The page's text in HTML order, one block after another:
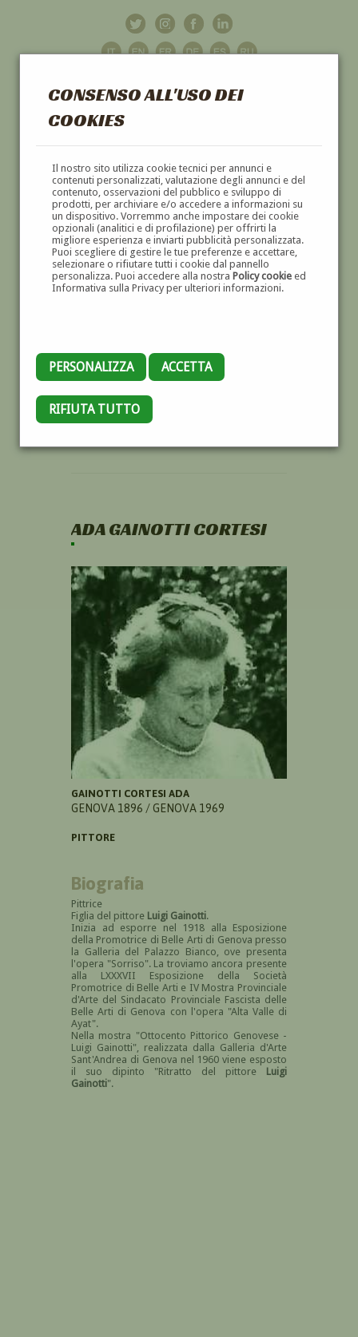
CONSENSO ALL'USO DEI
COOKIES
Il nostro sito utilizza cookie tecnici per annunci e
contenuti personalizzati, valutazione degli annunci e del
contenuto, osservazioni del pubblico e sviluppo di
prodotti, per archiviare e/o accedere a informazioni su
un dispositivo. Vorremmo anche impostare dei cookie
opzionali (analitici e di profilazione) per offrirti la
migliore esperienza e inviarti pubblicità personalizzata.
Puoi scegliere di gestire le tue preferenze e accettare,
selezionare o rifiutare tutti i cookie dal pannello
personalizza. Puoi accedere alla nostra Policy cookieed
Informativa sulla Privacy per ulteriori informazioni.
PERSONALIZZA ACCETTA
RIFIUTA TUTTO
GALLERIAD'ARTE
DIPINTI E SCULTURE '800 E '900
ADA GAINOTTI CORTESI
GAINOTTI CORTESI ADA
GENOVA 1896 / GENOVA 1969
PITTORE
Biografia
Pittrice
Figlia del pittore Luigi Gainotti.
Inizia ad esporre nel 1918 alla Esposizione
della Promotrice di Belle Arti di Genova presso
la Galleria del Palazzo Bianco, ove presenta
l'opera "Sorriso". La troviamo ancora presente
alla LXXXVII Esposizione della Società
Promotrice di Belle Arti e IV Mostra Provinciale
d'Arte del Sindacato Provinciale Fascista delle
Belle Arti di Genova con l'opera "Alta Valle di
Ayat".
Nella mostra "Ottocento Pittorico Genovese -
Luigi Gainotti", realizzata dalla Galleria d'Arte
Sant'Andrea di Genova nel 1960 viene esposto
il suo dipinto "Ritratto del pittore Luigi
Gainotti".